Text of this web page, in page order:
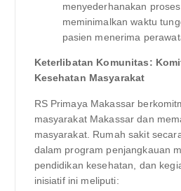
menyederhanakan
meminimalkan waktu
pasien menerima
Keterlibatan Komunitas:
Kesehatan Masyarakat
RS Primaya Makassar
masyarakat Makassar dan
masyarakat. Rumah sakit
dalam program penjangkauan
pendidikan kesehatan, dan
inisiatif ini meliputi: